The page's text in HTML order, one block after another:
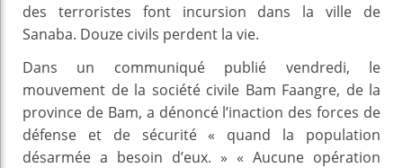
des terroristes font incursion dans la ville de
Sanaba. Douze civils perdent la vie.
Dans un communiqué publié vendredi, le
mouvement de la société civile Bam Faangre, de la
province de Bam, a dénoncé l’inaction des forces de
défense et de sécurité « quand la population
désarmée a besoin d’eux. » « Aucune opération